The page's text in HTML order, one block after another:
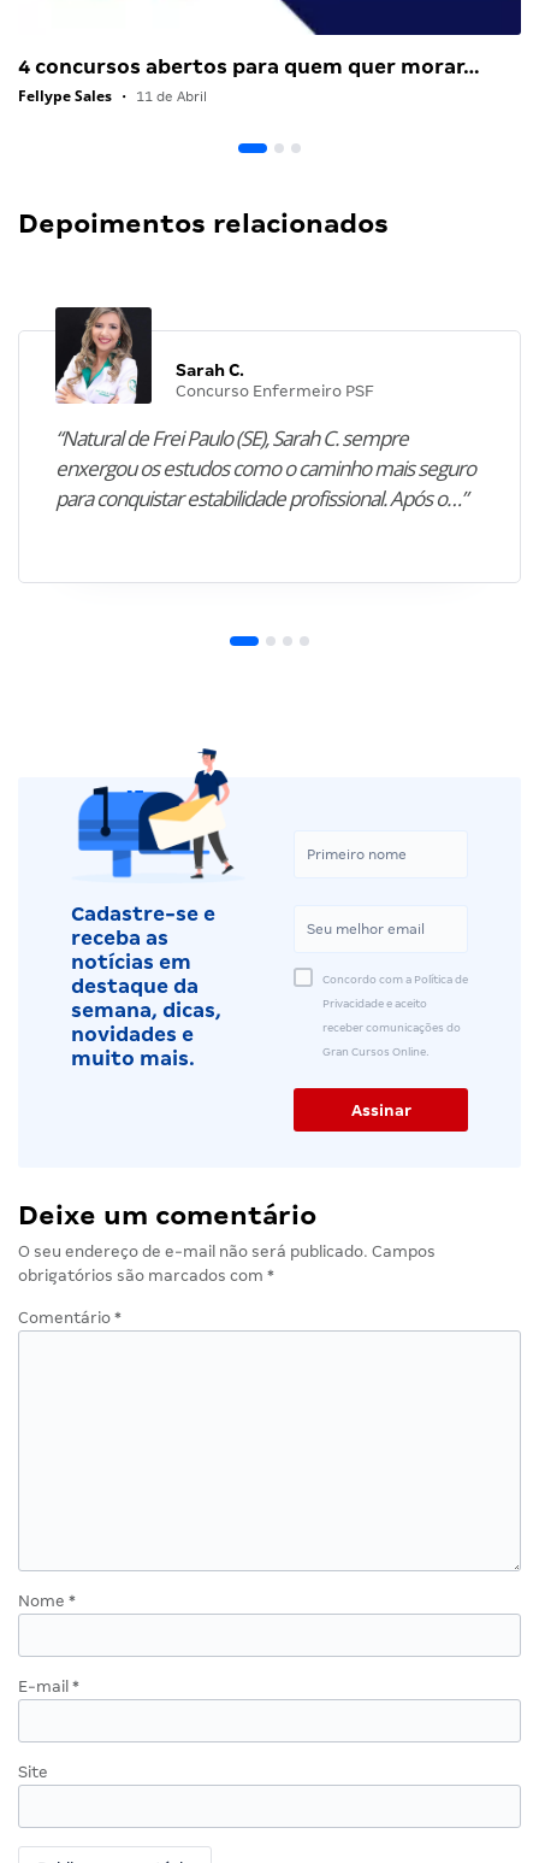
4 concursos abertos para quem quer morar…
Fellype Sales • 11 de Abril
Depoimentos relacionados
Sarah C.
Concurso Enfermeiro PSF
“Natural de Frei Paulo (SE), Sarah C. sempre
enxergou os estudos como o caminho mais seguro
para conquistar estabilidade profissional. Após o…”
Cadastre-se e
receba as
notícias em
destaque da
semana, dicas,
novidades e
muito mais.
Concordo com a Política de
Privacidade e aceito
receber comunicações do
Gran Cursos Online.
Deixe um comentário
O seu endereço de e-mail não será publicado. Campos
obrigatórios são marcados com *
Comentário *
Nome *
E-mail *
Site